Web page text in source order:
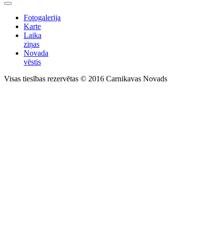
Fotogalerija
Karte
Laika
ziņas
Novada
vēstis
Visas tiesības rezervētas © 2016 Carnikavas Novads